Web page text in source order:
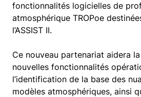
fonctionnalités logicielles de
atmosphérique TROPoe
l’ASSIST II.
Ce nouveau partenariat aidera
nouvelles fonctionnalités
l’identification de la base des
modèles atmosphériques, ainsi